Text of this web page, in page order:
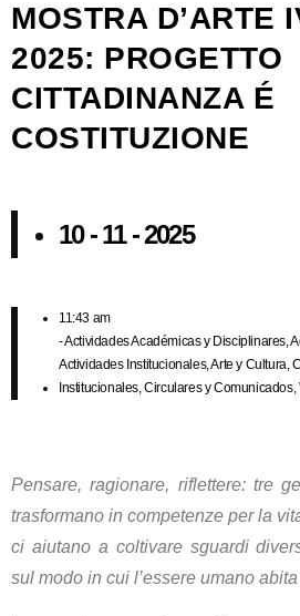
MOSTRA D’ARTE
2025: PROGETTO
CITTADINANZA É
COSTITUZIONE
Pensare, ragionare, riflettere: tre
trasformano in competenze per la
ci aiutano a coltivare sguardi
sul modo in cui l’essere umano
10 - 11 - 2025
11:43 am
-Actividades Académicas y Disciplinares,
Actividades Institucionales,Arte y Cultura,
Institucionales,Circulares y Comunicados,